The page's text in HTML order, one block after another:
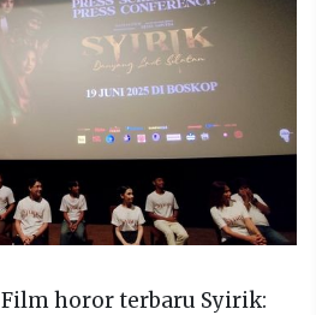
Film horor terbaru Syirik: